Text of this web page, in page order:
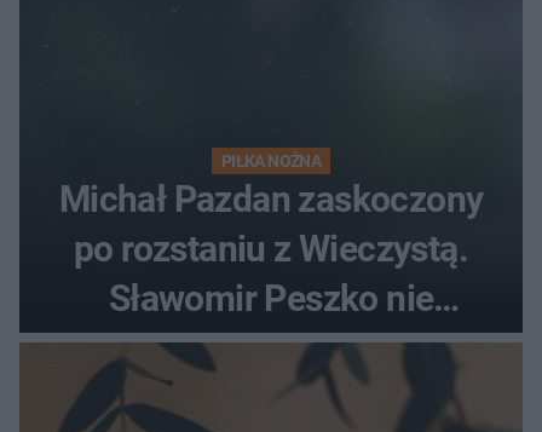
PIŁKA NOŻNA
Michał Pazdan zaskoczony
po rozstaniu z Wieczystą.
Sławomir Peszko nie
dotrzymał słowa?